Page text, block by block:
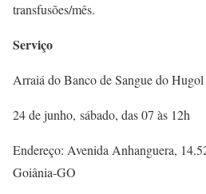
transfusões/mês.
Serviço
Arraiá do Banco de Sangue do Hugol
24 de junho, sábado, das 07 às 12h
Endereço: Avenida Anhanguera,
Goiânia-GO